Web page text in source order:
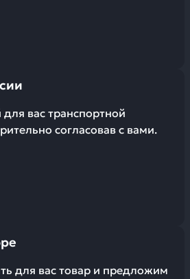
вас транспортной
согласовав с вами.
для вас товар и предложим